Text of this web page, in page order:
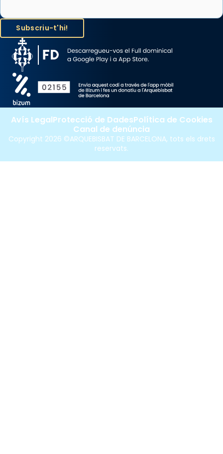
Copyright 2026 ©ARQUEBISBAT DE BARCELONA, tots els drets
reservats.
Avís LegalProtecció de DadesPolítica de Cookies
Canal de denúncia